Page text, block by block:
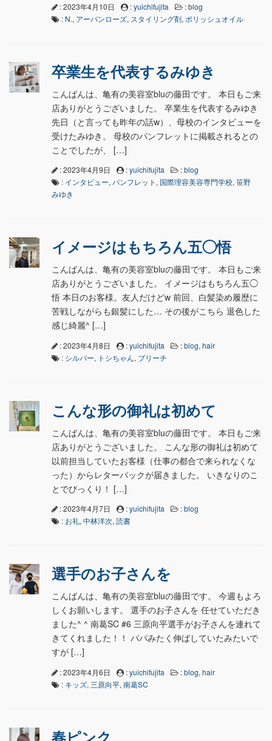
: 2023年4月10日 :yuichifujita :blog
: N., アーバンローズ, スタイリング剤, ポリッシュオイル
卒業生を代表するみゆき
こんばんは、亀有の美容室bluの藤田です。 本日もご来
店ありがとうございました。 卒業生を代表するみゆき
先日（と言っても昨年の話w）、母校のインタビューを
受けたみゆき。 母校のパンフレットに掲載されるとの
ことでしたが、 […]
: 2023年4月9日 :yuichifujita :blog
: インタビュー, パンフレット , 国際理容美容専門学校, 笹野
みゆき
イメージはもちろん五◯悟
こんばんは、亀有の美容室bluの藤田です。 本日もご来
店ありがとうございました。 イメージはもちろん五◯
悟 本日のお客様。友人だけどw 前回、白髪染め履歴に
苦戦しながらも銀髪にした… その後がこちら 退色した
感じ綺麗^ […]
: 2023年4月8日 :yuichifujita :blog, hair
: シルバー, トシちゃん, ブリーチ
こんな形の御礼は初めて
こんばんは、亀有の美容室bluの藤田です。 本日もご来
店ありがとうございました。 こんな形の御礼は初めて
以前担当していたお客様（仕事の都合で来られなくな
った）からレターパックが届きました。 いきなりのこ
とでびっくり！ […]
: 2023年4月7日 :yuichifujita :blog
: お礼, 中林洋次, 読書
選手のお子さんを
こんばんは、亀有の美容室bluの藤田です。 今週もよろ
しくお願いします。 選手のお子さんを 任せていただき
ました^ ^ 南葛SC #6 三原向平選手がお子さんを連れて
きてくれました！！ パパみたく伸ばしていたみたいで
すが […]
: 2023年4月6日 :yuichifujita :blog, hair
: キッズ, 三原向平, 南葛SC
春ピンク